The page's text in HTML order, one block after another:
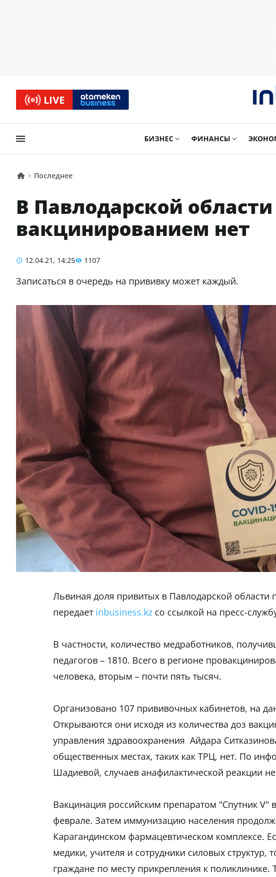
LIVE
БИЗНЕС ФИНАНСЫ
Последнее
В Павлодарской
вакцинированием нет
12.04.21, 14:25 1107
Записаться в очередь на прививку может каждый.
Львиная доля привитых в Павлодарской области
передает inbusiness.kz со ссылкой на пресс-
В частности, количество медработников,
педагогов – 1810. Всего в регионе
человека, вторым – почти пять тысяч.
Организовано 107 прививочных кабинетов, на
Открываются они исходя из количества доз
управления здравоохранения Айдара
общественных местах, таких как ТРЦ, нет. По
Шадиевой, случаев анафилактической реакции
Вакцинация российским препаратом "Спутник V"
феврале. Затем иммунизацию населения
Карагандинском фармацевтическом комплексе.
медики, учителя и сотрудники силовых структур,
граждане по месту прикрепления к